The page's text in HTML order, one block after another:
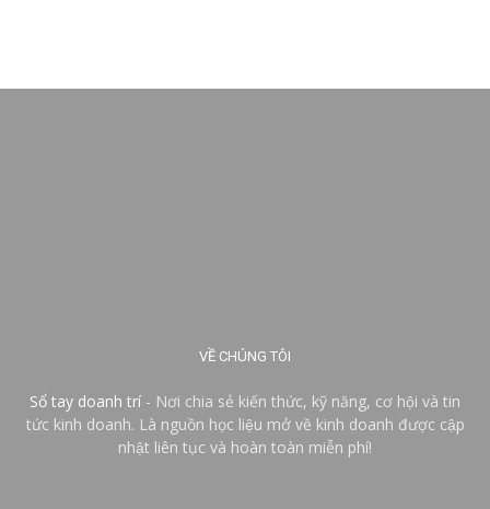
VỀ CHÚNG TÔI
Sổ tay doanh trí - Nơi chia sẻ kiến thức, kỹ năng, cơ hội và tin
tức kinh doanh. Là nguồn học liệu mở về kinh doanh được cập
nhật liên tục và hoàn toàn miễn phí!